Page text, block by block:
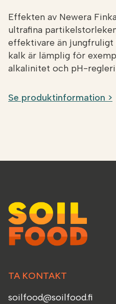
Effekten av Newera
ultrafina
effektivare än jungfruligt
kalk är lämplig för
alkalinitet och pH-
Se produktinformation >
TA KONTAKT
soilfood@soilfood.fi